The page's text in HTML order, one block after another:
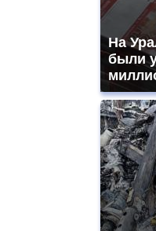
На
были